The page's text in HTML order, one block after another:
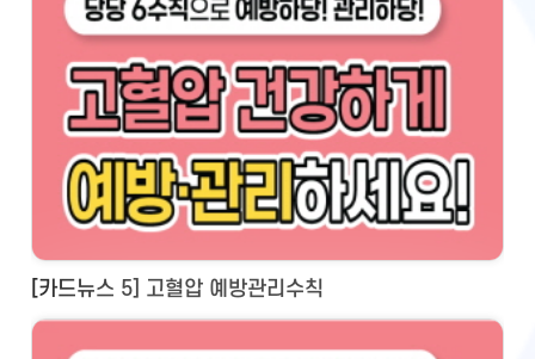
[카드뉴스 5] 고혈압 예방관리수칙